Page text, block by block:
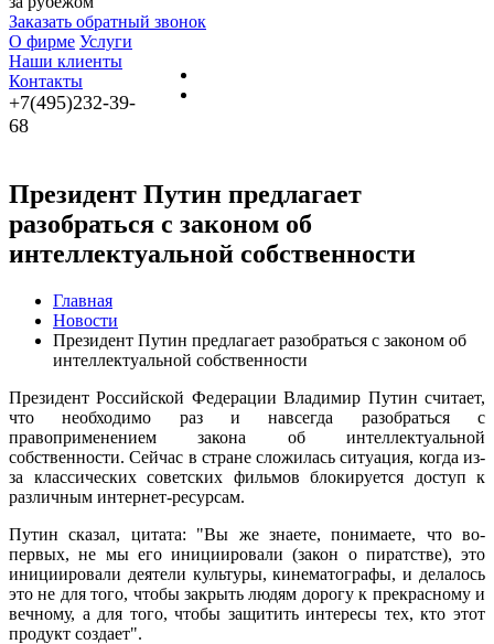
Заказать обратный звонок
О фирме Услуги
Наши клиенты
Контакты
+7(495)232-39-
68
Президент Путин предлагает
разобраться с законом об
интеллектуальной собственности
Главная
Новости
Президент Путин предлагает разобраться с законом об
интеллектуальной собственности
Президент Российской Федерации Владимир Путин считает,
что необходимо раз и навсегда разобраться с
правоприменением закона об интеллектуальной
собственности. Сейчас в стране сложилась ситуация, когда из-
за классических советских фильмов блокируется доступ к
различным интернет-ресурсам.
Путин сказал, цитата: "Вы же знаете, понимаете, что во-
первых, не мы его инициировали (закон о пиратстве), это
инициировали деятели культуры, кинематографы, и делалось
это не для того, чтобы закрыть людям дорогу к прекрасному и
вечному, а для того, чтобы защитить интересы тех, кто этот
продукт создает".